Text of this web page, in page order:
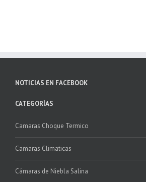
NOTICIAS EN FACEBOOK
CATEGORÍAS
Camaras Choque Termico
Camaras Climaticas
Cámaras de Niebla Salina